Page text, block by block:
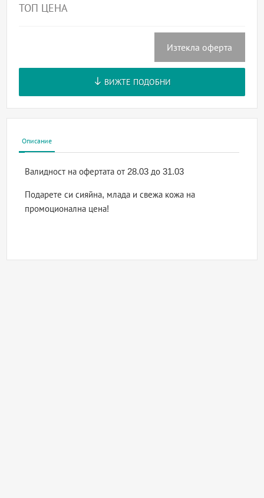
ТОП ЦЕНА
Изтекла оферта
ВИЖТЕ ПОДОБНИ
Описание
Валидност на офертатаот 28.03 до 31.03
Подарете си сияйна, млада и свежа кожа на
промоционална цена!